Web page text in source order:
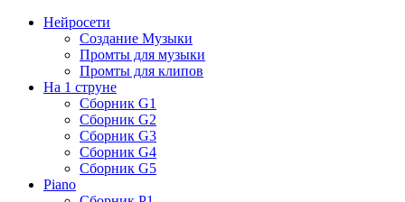
Нейросети
Создание Музыки
Промты для музыки
Промты для клипов
На 1 струне
Сборник G1
Сборник G2
Сборник G3
Сборник G4
Сборник G5
Piano